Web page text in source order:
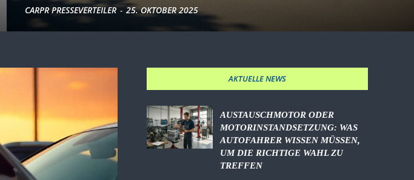
CARPR PRESSEVERTEILER - 25. OKTOBER 2025
AKTUELLE NEWS
AUSTAUSCHMOTOR ODER
MOTORINSTANDSETZUNG: WAS
AUTOFAHRER WISSEN MÜSSEN,
UM DIE RICHTIGE WAHL ZU
TREFFEN